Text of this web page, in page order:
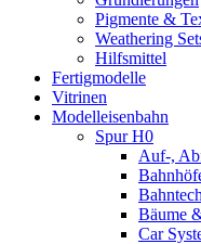
Pigmente &
Weathering
Hilfsmittel
Fertigmodelle
Vitrinen
Modelleisenbahn
Spur H0
Auf-,
Bäume
Car